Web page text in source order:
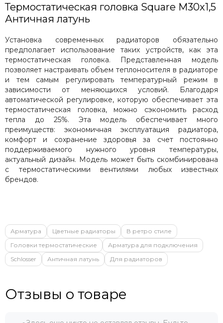
Термостатическая головка Square M30x1,5
Античная латунь
Установка современных радиаторов обязательно
предполагает использование таких устройств, как эта
термостатическая головка. Представленная модель
позволяет настраивать объем теплоносителя в радиаторе
и тем самым регулировать температурный режим в
зависимости от меняющихся условий. Благодаря
автоматической регулировке, которую обеспечивает эта
термостатическая головка, можно сэкономить расход
тепла до 25%.
Эта модель обеспечивает много
преимуществ: экономичная эксплуатация радиатора,
комфорт и сохранение здоровья за счет постоянно
поддерживаемого нужного уровня температуры,
актуальный дизайн. Модель может быть скомбинирована
с термостатическими вентилями любых известных
брендов.
Арматура Цветные радиаторы
В ретро стиле
Головки термостатические
Арматура для подключения
Schlosser
Античная латунь Для радиаторов
Отзывы о товаре